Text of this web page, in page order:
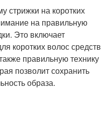
стрижки на коротких
на правильную
Это включает
коротких волос средств
правильную технику
позволит сохранить
образа.